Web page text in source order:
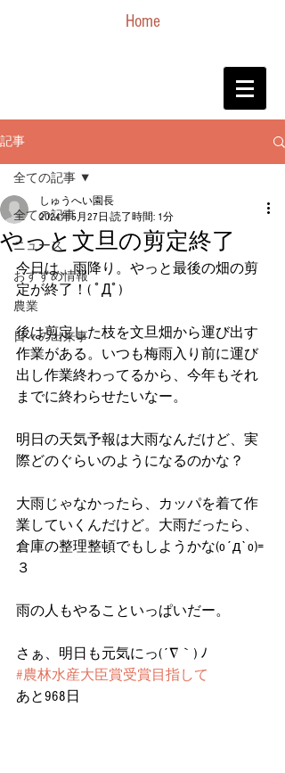
Home
記事
全ての記事
ニュース
おすすめ情報
農業
日々の出来事
全ての記事
やっと文旦の剪定終了
しゅうへい園長
2024年5月27日 読了時間: 1分
今日は、雨降り。やっと最後の畑の剪
定が終了！( ﾟДﾟ)
後は剪定した枝を文旦畑から運び出す
作業がある。いつも梅雨入り前に運び
出し作業終わってるから、今年もそれ
までに終わらせたいなー。
明日の天気予報は大雨なんだけど、実
際どのぐらいのようになるのかな？
大雨じゃなかったら、カッパを着て作
業していくんだけど。大雨だったら、
倉庫の整理整頓でもしようかな(o´д`o)=
３
雨の人もやることいっぱいだー。
さぁ、明日も元気にっ(´∇｀) ﾉ
#農林水産大臣賞受賞目指して
あと968日